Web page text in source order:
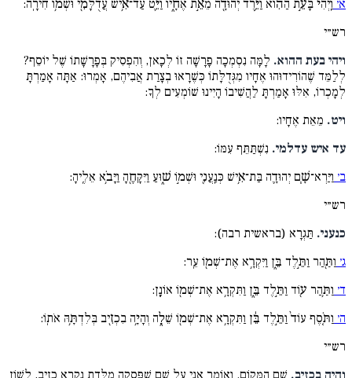
א׳ וַֽיְהִי֙ בָּעֵ֣ת הַהִ֔וא וַיֵּ֥רֶד יְהוּדָ֖ה מֵאֵ֣ת אֶחָ֑יו וַיֵּ֛ט עַד־אִ֥ישׁ עֲדֻלָּמִ֖י וּשְׁמ֥וֹ חִירָֽה:
רש״י
ויהי בעת ההוא. לָמָּה נִסְמְכָה פָרָשָׁה זוֹ לְכָאן, וְהִפְסִיק בְּפָרָשָׁתוֹ שֶׁל יוֹסֵף?
לְלַמֵּד שֶׁהוֹרִידוּהוּ אֶחָיו מִגְּדֻלָּתוֹ כְּשֶׁרָאוּ בְצָרַת אֲבִיהֶם, אָמְרוּ: אַתָּה אָמַרְתָּ
לְמָכְרוֹ, אִלּוּ אָמַרְתָּ לַהֲשִׁיבוֹ הָיִינוּ שׁוֹמְעִים לְךָ:
ויט. מֵאֵת אֶחָיו:
עד איש עדלמי. נִשְׁתַּתֵּף עִמּוֹ:
ב׳ וַיַּרְא־שָׁ֧ם יְהוּדָ֛ה בַּת־אִ֥ישׁ כְּנַֽעֲנִ֖י וּשְׁמ֣וֹ שׁ֑וּעַ וַיִּקָּחֶ֖הָ וַיָּבֹ֥א אֵלֶֽיהָ:
רש״י
כנעני. תַּגְרָא (בראשית רבה):
ג׳ וַתַּ֖הַר וַתֵּ֣לֶד בֵּ֑ן וַיִּקְרָ֥א אֶת־שְׁמ֖וֹ עֵֽר:
ד׳ וַתַּ֥הַר ע֖וֹד וַתֵּ֣לֶד בֵּ֑ן וַתִּקְרָ֥א אֶת־שְׁמ֖וֹ אוֹנָֽן:
ה׳ וַתֹּ֤סֶף עוֹד֙ וַתֵּ֣לֶד בֵּ֔ן וַתִּקְרָ֥א אֶת־שְׁמ֖וֹ שֵׁלָ֑ה וְהָיָ֥ה בִכְזִ֖יב בְּלִדְתָּ֥הּ אֹתֽוֹ:
רש״י
והיה בכזיב. שֵׁם הַמָּקוֹם. וְאוֹמֵר אֲנִי עַל שֵׁם שֶׁפָּסְקָה מִלֶּדֶת נִקְרָא כְזִיב, לְשׁוֹן